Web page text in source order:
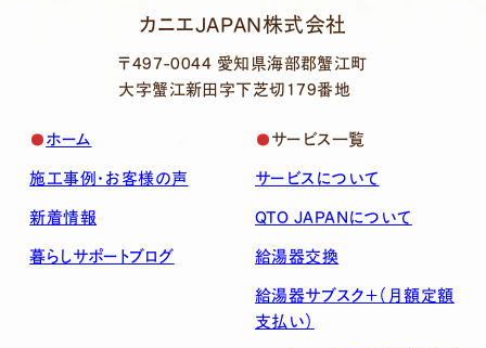
カニエJAPAN株式会社
〒497-0044 愛知県海部郡蟹江町
大字蟹江新田字下芝切179番地
ホーム
施工事例・お客様の声
新着情報
暮らしサポートブログ
サービス一覧
サービスについて
QTO JAPANについて
給湯器交換
給湯器サブスク＋（月額定額
支払い）